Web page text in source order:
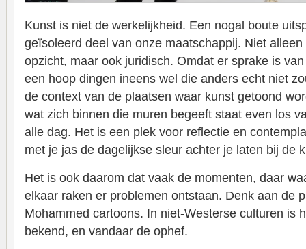
Kunst is niet de werkelijkheid. Een nogal boute
geïsoleerd deel van onze maatschappij. Niet
opzicht, maar ook juridisch. Omdat er sprake is
een hoop dingen ineens wel die anders echt niet
de context van de plaatsen waar kunst getoond
wat zich binnen die muren begeeft staat even los
alle dag. Het is een plek voor reflectie en
met je jas de dagelijkse sleur achter je laten bij de
Het is ook daarom dat vaak de momenten, daar
elkaar raken er problemen ontstaan. Denk aan de
Mohammed cartoons. In niet-Westerse culturen is
bekend, en vandaar de ophef.